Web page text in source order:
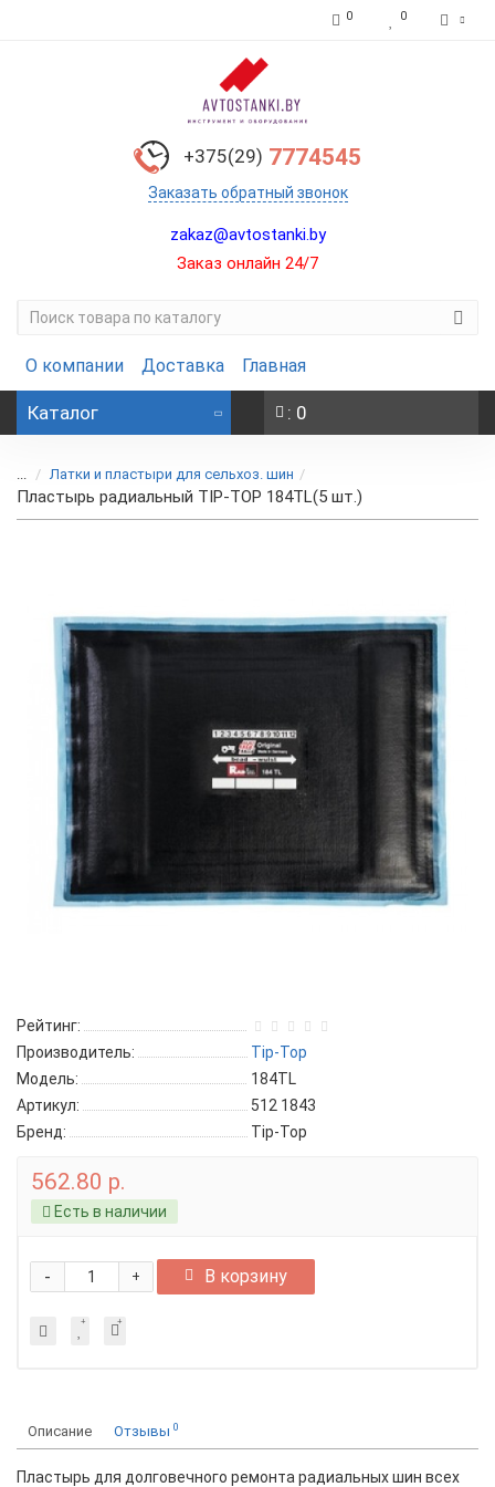
0 0
+375(29) 7774545
Заказать обратный звонок
zakaz@avtostanki.by
Заказ онлайн 24/7
О компании Доставка Главная
Каталог : 0
... Латки и пластыри для сельхоз. шин
Пластырь радиальный TIP-TOP 184TL(5 шт.)
Рейтинг:
Производитель:
Tip-Top
Модель:
184TL
Артикул:
512 1843
Бренд:
Tip-Top
562.80 р.
Есть в наличии
+
- В корзину
Описание Отзывы 0
Пластырь для долговечного ремонта радиальных шин всех